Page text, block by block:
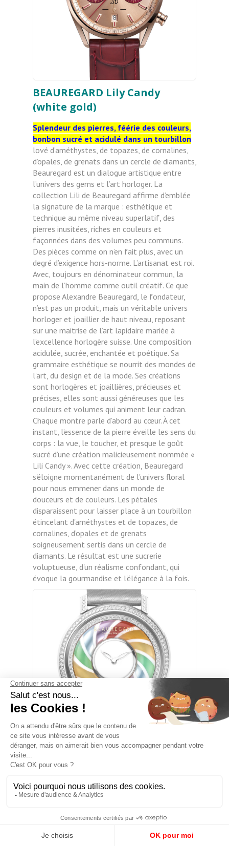
BEAUREGARD Lily Candy
(white gold)
Splendeur des pierres, féérie des couleurs,
bonbon sucré et acidulé dans un tourbillon
lové d’améthystes, de topazes, de cornalines,
d’opales, de grenats dans un cercle de diamants,
Beauregard est un dialogue artistique entre
l’univers des gems et l’art horloger. La
collection Lili de Beauregard affirme d’emblée
la signature de la marque : esthétique et
technique au même niveau superlatif, des
pierres inusitées, riches en couleurs et
façonnées dans des volumes peu communs.
Des pièces comme on n’en fait plus, avec un
degré d’exigence hors-norme. L’artisanat est roi.
Avec, toujours en dénominateur commun, la
main de l’homme comme outil créatif. Ce que
propose Alexandre Beauregard, le fondateur,
n’est pas un produit, mais un véritable univers
horloger et joaillier de haut niveau, reposant
sur une maitrise de l’art lapidaire mariée à
l’excellence horlogère suisse. Une composition
acidulée, sucrée, enchantée et poétique. Sa
grammaire esthétique se nourrit des mondes de
l’art, du design et de la mode. Ses créations
sont horlogères et joaillières, précieuses et
précises, elles sont aussi généreuses que les
couleurs et volumes qui animent leur cadran.
Chaque montre parle d’abord au cœur. À cet
instant, l’essence de la pierre éveille les sens du
corps : la vue, le toucher, et presque le goût
sucré d’une création malicieusement nommée «
Lili Candy ». Avec cette création, Beauregard
s'éloigne momentanément de l'univers floral
pour nous emmener dans un monde de
douceurs et de couleurs. Les pétales
disparaissent pour laisser place à un tourbillon
étincelant d'améthystes et de topazes, de
cornalines, d’opales et de grenats
soigneusement sertis dans un cercle de
diamants. Le résultat est une sucrerie
voluptueuse, d'un réalisme confondant, qui
évoque la gourmandise et l'élégance à la fois.
Le boitier de la Lili Candy White Gold est
famille du platine
blanche, pure, éclatante et inaltérable.
Egalement plus dur et résistant, cet or blanc
blancheur naturellement. Le rejet du rhodium,
communément utilisé pour recouvrir l'or blanc